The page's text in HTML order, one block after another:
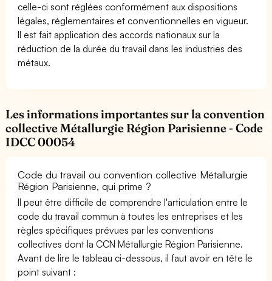
celle-ci sont réglées conformément aux dispositions
légales, réglementaires et conventionnelles en vigueur.
Il est fait application des accords nationaux sur la
réduction de la durée du travail dans les industries des
métaux.
Les informations importantes sur la convention
collective Métallurgie Région Parisienne - Code
IDCC 00054
Code du travail ou convention collective Métallurgie
Région Parisienne, qui prime ?
Il peut être difficile de comprendre l'articulation entre le
code du travail commun à toutes les entreprises et les
règles spécifiques prévues par les conventions
collectives dont la CCN Métallurgie Région Parisienne.
Avant de lire le tableau ci-dessous, il faut avoir en tête le
point suivant :